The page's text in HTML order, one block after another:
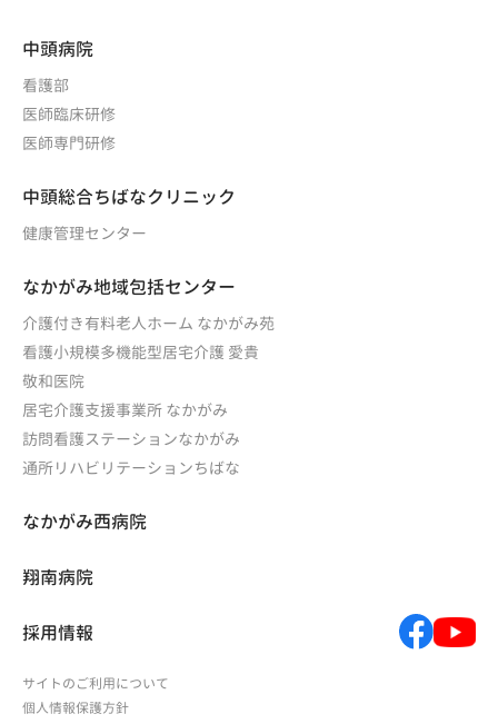
中頭病院
看護部
医師臨床研修
医師専門研修
中頭総合ちばなクリニック
健康管理センター
なかがみ地域包括センター
介護付き有料老人ホーム なかがみ苑
看護小規模多機能型居宅介護 愛貴
敬和医院
居宅介護支援事業所 なかがみ
訪問看護ステーションなかがみ
通所リハビリテーションちばな
なかがみ西病院
翔南病院
採用情報
サイトのご利用について
個人情報保護方針